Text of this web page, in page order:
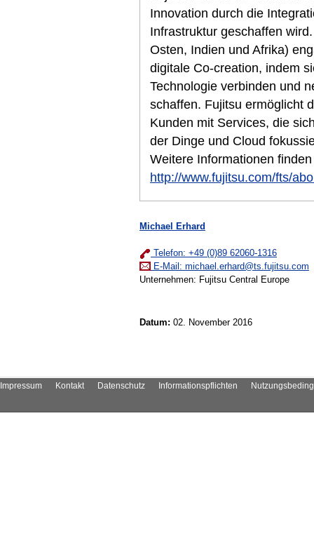
Innovation durch die
Infrastruktur geschaffen
Osten, Indien und Afrika)
digitale Co-creation, indem
Technologie verbinden und
schaffen. Fujitsu ermöglicht
Kunden mit Services, die
der Dinge und Cloud
Weitere Informationen
http://www.fujitsu.com/fts/
Michael Erhard
Telefon: +49 (0)89 62060-1316
E-Mail: michael.erhard@ts.fujitsu.com
Unternehmen: Fujitsu Central Europe
Datum: 02. November 2016
Impressum Kontakt Datenschutz Informationspflichten